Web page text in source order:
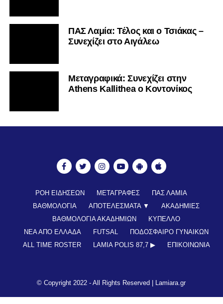
ΠΑΣ Λαμία: Τέλος και ο Τσιάκας –
Συνεχίζει στο Αιγάλεω
Mεταγραφικά: Συνεχίζει στην
Athens Kallithea ο Κοντονίκος
ΡΟΗ ΕΙΔΗΣΕΩΝ ΜΕΤΑΓΡΑΦΕΣ
ΠΑΣ ΛΑΜΙΑ
ΒΑΘΜΟΛΟΓΙΑ
ΑΠΟΤΕΛΕΣΜΑΤΑ ▼
ΑΚΑΔΗΜΙΕΣ
ΒΑΘΜΟΛΟΓΙΑ ΑΚΑΔΗΜΙΩΝ
ΚΥΠΕΛΛΟ
ΝΕΑ ΑΠΟ ΕΛΛΑΔΑ
FUTSAL
ΠΟΔΟΣΦΑΙΡΟ ΓΥΝΑΙΚΩΝ
ALL TIME ROSTER
LAMIA POLIS 87,7 ▶︎ ΕΠΙΚΟΙΝΩΝΊΑ
© Copyright 2022 - All Rights Reserved | Lamiara.gr